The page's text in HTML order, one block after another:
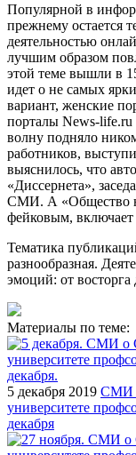
Популярной в
прежнему остается
деятельностью
лучшим образом
этой теме вышли в
идет о не самых
вариант, женские
порталы News-
волну подняло
работников,
выяснилось, что
«Диссернета»,
СМИ. А «Общество
фейковым, включает
Тематика
разнообразная.
эмоций: от восторга
Материалы по теме:
5 декабря 2019 СМИ
университете
декабря